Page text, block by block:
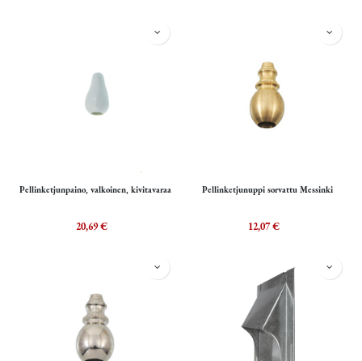
Pellinketjunpaino, valkoinen, kivitavaraa
20,69€
Pellinketjunuppi sorvattu Messinki
12,07€